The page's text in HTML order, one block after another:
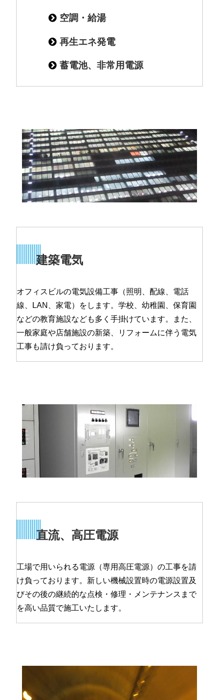
空調・給湯
再生エネ発電
蓄電池、非常用電源
建築電気
オフィスビルの電気設備工事（照明、配線、電話
線、LAN、家電）をします。学校、幼稚園、保育園
などの教育施設なども多く手掛けています。また、
一般家庭や店舗施設の新築、リフォームに伴う電気
工事も請け負っております。
直流、高圧電源
工場で用いられる電源（専用高圧電源）の工事を請
け負っております。新しい機械設置時の電源設置及
びその後の継続的な点検・修理・メンテナンスまで
を高い品質で施工いたします。